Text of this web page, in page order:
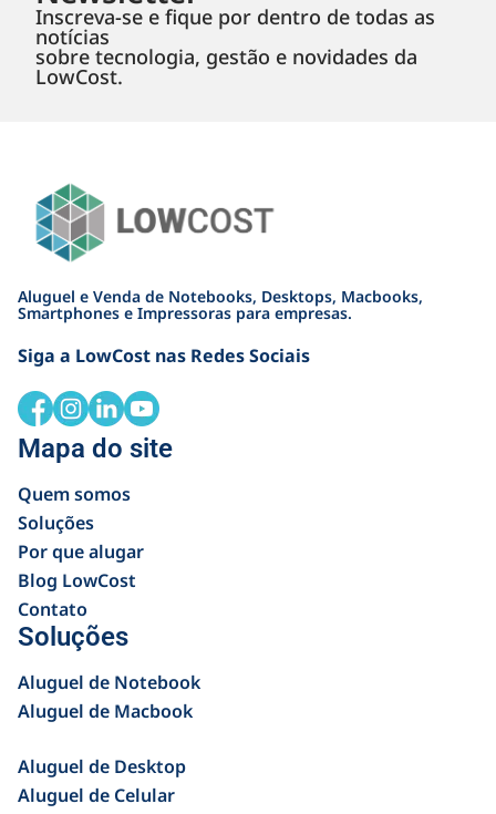
Inscreva-se e fique por dentro de todas as
notícias
sobre tecnologia, gestão e novidades da
LowCost.
Aluguel e Venda de Notebooks, Desktops, Macbooks,
Smartphones e Impressoras para empresas.
Siga a LowCost nas Redes Sociais
Mapa do site
Quem somos
Soluções
Por que alugar
Blog LowCost
Contato
Soluções
Aluguel de Notebook
Aluguel de Macbook
Aluguel de Desktop
Aluguel de Celular